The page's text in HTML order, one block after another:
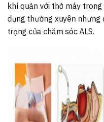
khí quản với thở máy
dụng thường xuyên
trọng của chăm sóc ALS.